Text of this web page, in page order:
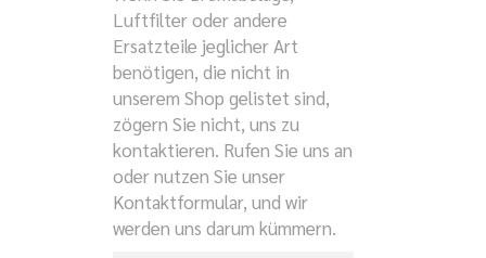
Luftfilter oder andere
Ersatzteile jeglicher Art
benötigen, die nicht in
unserem Shop gelistet sind,
zögern Sie nicht, uns zu
kontaktieren. Rufen Sie uns an
oder nutzen Sie unser
Kontaktformular, und wir
werden uns darum kümmern.